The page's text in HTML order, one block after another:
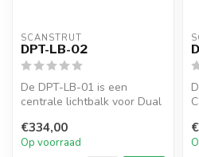
SCANSTRUT
DPT-LB-02
De DPT-LB-01 is een
centrale lichtbalk voor Dual
R, DPT...
€334,00
Op voorraad